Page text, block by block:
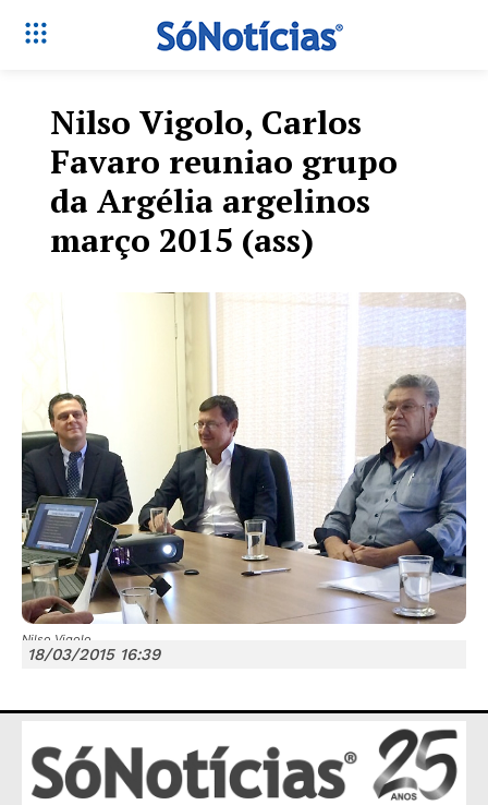
Só Notícias
JUNTE-SE NO WHATSAPP
HOME
Nilso Vigolo, Carlos
Favaro reuniao grupo
da Argélia argelinos
março 2015 (ass)
Nilso Vigolo
18/03/2015 16:39